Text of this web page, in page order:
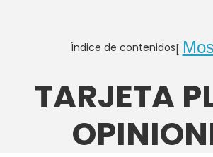
Índice de contenidos
TARJETA